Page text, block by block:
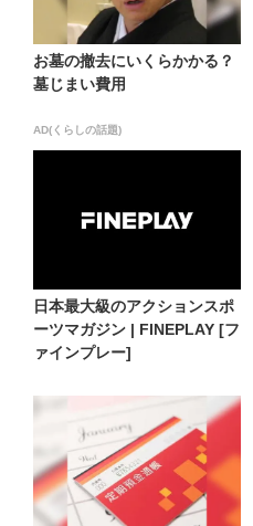
お墓の撤去にいくらかかる？
墓じまい費用
AD(くらしの話題)
日本最大級のアクションスポ
ーツマガジン | FINEPLAY [フ
ァインプレー]